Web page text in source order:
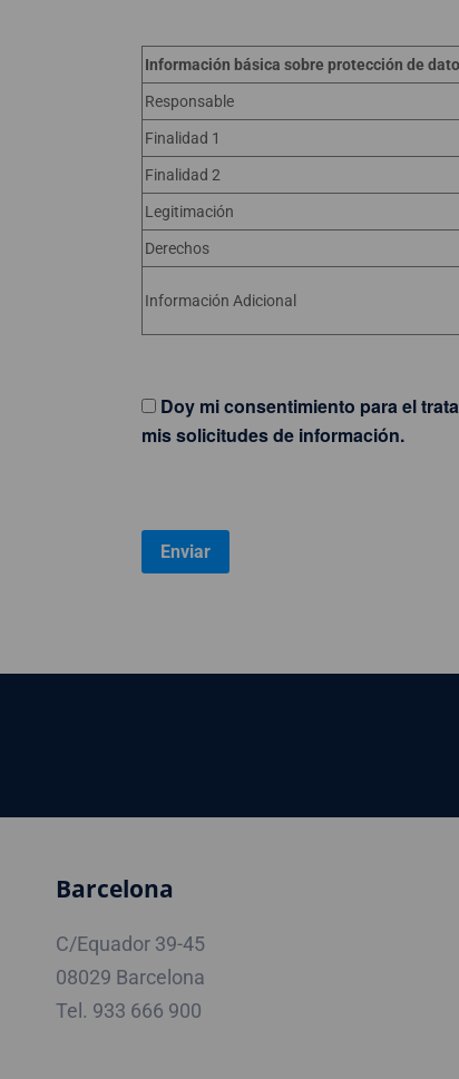
Información básica sobre protección de
Responsable
Finalidad 1
Finalidad 2
Legitimación
Derechos
Información Adicional
Doy mi consentimiento para el
mis solicitudes de información.
Barcelona
C/Equador 39-45
08029 Barcelona
Tel. 933 666 900